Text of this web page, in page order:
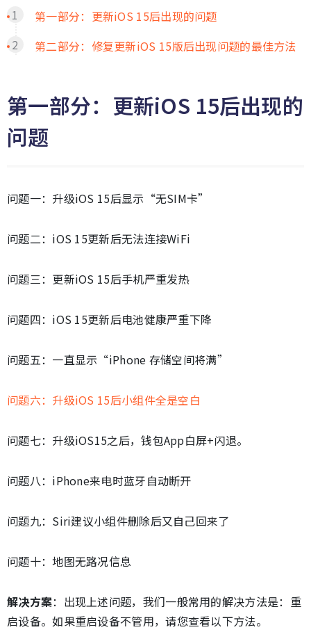
第一部分：更新iOS 15后出现的问题
第二部分：修复更新iOS 15版后出现问题的最佳方法
第一部分：更新iOS 15后出现的
问题
问题一：升级iOS 15后显示“无SIM卡”
问题二：iOS 15更新后无法连接WiFi
问题三：更新iOS 15后手机严重发热
问题四：iOS 15更新后电池健康严重下降
问题五：一直显示“iPhone 存储空间将满”
问题六：升级iOS 15后小组件全是空白
问题七：升级iOS15之后，钱包App白屏+闪退。
问题八：iPhone来电时蓝牙自动断开
问题九：Siri建议小组件删除后又自己回来了
问题十：地图无路况信息
解决方案：出现上述问题，我们一般常用的解决方法是：重
启设备。如果重启设备不管用，请您查看以下方法。